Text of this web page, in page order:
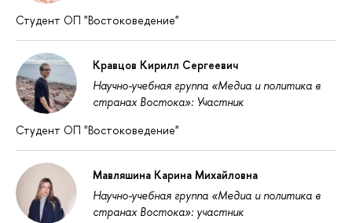
Студент ОП "Востоковедение"
Кравцов Кирилл Сергеевич
Научно-учебная группа «Медиа и политика в
странах Востока»: Участник
Студент ОП "Востоковедение"
Мавляшина Карина Михайловна
Научно-учебная группа «Медиа и политика в
странах Востока»: участник